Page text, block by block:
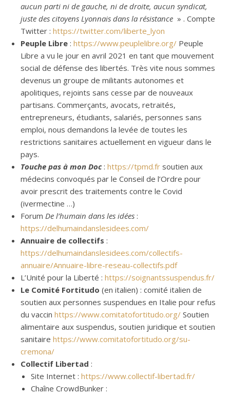
aucun parti ni de gauche, ni de droite, aucun syndicat,
juste des citoyens Lyonnais dans la résistance » . Compte
Twitter : https://twitter.com/liberte_lyon
Peuple Libre : https://www.peuplelibre.org/ Peuple
Libre a vu le jour en avril 2021 en tant que mouvement
social de défense des libertés. Très vite nous sommes
devenus un groupe de militants autonomes et
apolitiques, rejoints sans cesse par de nouveaux
partisans. Commerçants, avocats, retraités,
entrepreneurs, étudiants, salariés, personnes sans
emploi, nous demandons la levée de toutes les
restrictions sanitaires actuellement en vigueur dans le
pays.
Touche pas à mon Doc: https://tpmd.fr soutien aux
médecins convoqués par le Conseil de l’Ordre pour
avoir prescrit des traitements contre le Covid
(ivermectine …)
Forum De l’humain dans les idées :
https://delhumaindanslesidees.com/
Annuaire de collectifs :
https://delhumaindanslesidees.com/collectifs-
annuaire/Annuaire-libre-reseau-collectifs.pdf
L’Unité pour la Liberté : https://soignantssuspendus.fr/
Le Comité Fortitudo (en italien) : comité italien de
soutien aux personnes suspendues en Italie pour refus
du vaccin https://www.comitatofortitudo.org/ Soutien
alimentaire aux suspendus, soutien juridique et soutien
sanitaire https://www.comitatofortitudo.org/su-
cremona/
Collectif Libertad :
Site Internet : https://www.collectif-libertad.fr/
Chaîne CrowdBunker :